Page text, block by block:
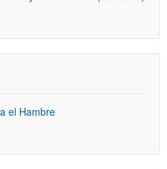
el Hambre